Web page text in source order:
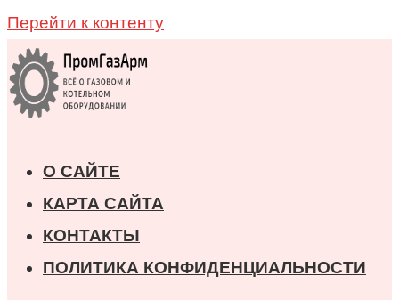
Перейти к контенту
О САЙТЕ
КАРТА САЙТА
КОНТАКТЫ
ПОЛИТИКА КОНФИДЕНЦИАЛЬНОСТИ